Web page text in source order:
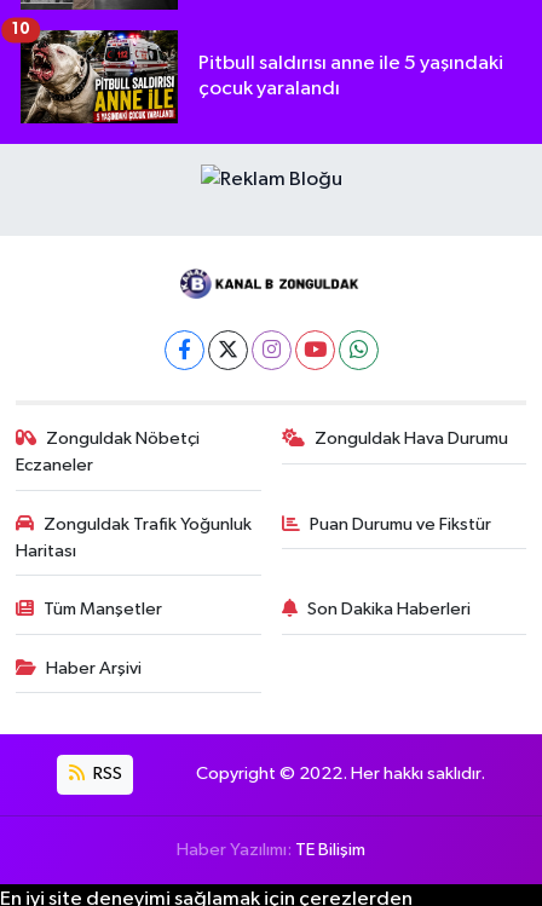
Pitbull saldırısı anne ile 5 yaşındaki
çocuk yaralandı
10
Zonguldak Nöbetçi
Eczaneler
Zonguldak Hava Durumu
Zonguldak Trafik Yoğunluk
Haritası
Puan Durumu ve Fikstür
Tüm Manşetler Son Dakika Haberleri
Haber Arşivi
RSS Copyright © 2022. Her hakkı saklıdır.
Haber Yazılımı: TE Bilişim
En iyi site deneyimi sağlamak için çerezlerden